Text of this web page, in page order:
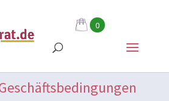
0